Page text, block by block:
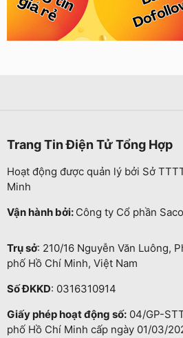
Trang Tin Điện Tử Tổng Hợp
Hoạt động được quản lý bởi Sở
Minh
Vận hành bởi: Công ty Cổ phần
Trụ sở: 210/16 Nguyễn Văn Luông,
phố Hồ Chí Minh, Việt Nam
Số ĐKKD: 0316310914
Giấy phép hoạt động số: 04/GP-
phố Hồ Chí Minh cấp ngày 01/03/